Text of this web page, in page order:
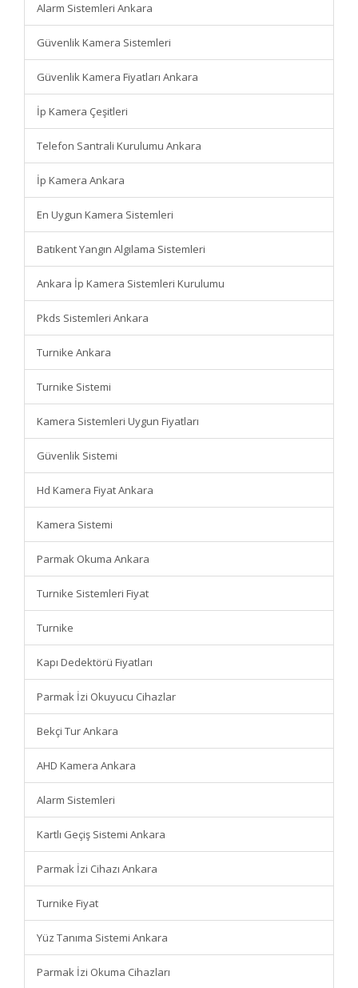
Alarm Sistemleri Ankara
Güvenlik Kamera Sistemleri
Güvenlik Kamera Fiyatları Ankara
İp Kamera Çeşitleri
Telefon Santrali Kurulumu Ankara
İp Kamera Ankara
En Uygun Kamera Sistemleri
Batıkent Yangın Algılama Sistemleri
Ankara İp Kamera Sistemleri Kurulumu
Pkds Sistemleri Ankara
Turnike Ankara
Turnike Sistemi
Kamera Sistemleri Uygun Fiyatları
Güvenlik Sistemi
Hd Kamera Fiyat Ankara
Kamera Sistemi
Parmak Okuma Ankara
Turnike Sistemleri Fiyat
Turnike
Kapı Dedektörü Fiyatları
Parmak İzi Okuyucu Cihazlar
Bekçi Tur Ankara
AHD Kamera Ankara
Alarm Sistemleri
Kartlı Geçiş Sistemi Ankara
Parmak İzi Cihazı Ankara
Turnike Fiyat
Yüz Tanıma Sistemi Ankara
Parmak İzi Okuma Cihazları